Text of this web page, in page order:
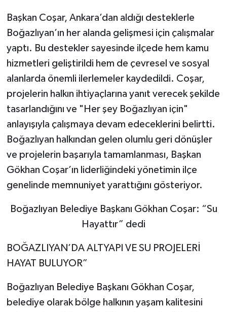
Başkan Coşar, Ankara’dan aldığı desteklerle
Boğazlıyan’ın her alanda gelişmesi için çalışmalar
yaptı. Bu destekler sayesinde ilçede hem kamu
hizmetleri geliştirildi hem de çevresel ve sosyal
alanlarda önemli ilerlemeler kaydedildi. Coşar,
projelerin halkın ihtiyaçlarına yanıt verecek şekilde
tasarlandığını ve "Her şey Boğazlıyan için"
anlayışıyla çalışmaya devam edeceklerini belirtti.
Boğazlıyan halkından gelen olumlu geri dönüşler
ve projelerin başarıyla tamamlanması, Başkan
Gökhan Coşar’ın liderliğindeki yönetimin ilçe
genelinde memnuniyet yarattığını gösteriyor.
Boğazlıyan Belediye Başkanı Gökhan Coşar: “Su
Hayattır” dedi
BOĞAZLIYAN’DA ALTYAPI VE SU PROJELERİ
HAYAT BULUYOR”
Boğazlıyan Belediye Başkanı Gökhan Coşar,
belediye olarak bölge halkının yaşam kalitesini